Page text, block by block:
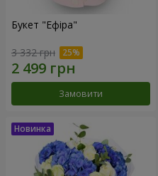
Букет "Ефіра"
3 332 грн
Замовити